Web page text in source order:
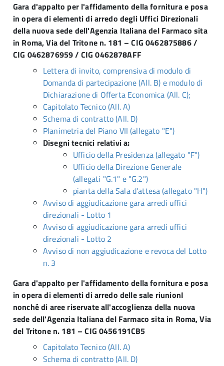
Gara d'appalto per l'affidamento della fornitura e posa
in opera di elementi di arredo degli Uffici Direzionali
della nuova sede dell'Agenzia Italiana del Farmaco sita
in Roma, Via del Tritone n. 181 – CIG 0462875886 /
CIG 0462876959 / CIG 0462878AFF
Lettera di invito, comprensiva di modulo di
Domanda di partecipazione (All. B) e modulo di
Dichiarazione di Offerta Economica (All. C);
Capitolato Tecnico (All. A)
Schema di contratto (All. D)
Planimetria del Piano VII (allegato "E")
Disegni tecnici relativi a:
Ufficio della Presidenza (allegato "F")
Ufficio della Direzione Generale
(allegati "G.1" e "G.2")
pianta della Sala d'attesa (allegato "H")
Avviso di aggiudicazione gara arredi uffici
direzionali - Lotto 1
Avviso di aggiudicazione gara arredi uffici
direzionali - Lotto 2
Avviso di non aggiudicazione e revoca del Lotto
n. 3
Gara d'appalto per l'affidamento della fornitura e posa
in opera di elementi di arredo delle sale riunionI
nonché di aree riservate all'accoglienza della nuova
sede dell'Agenzia Italiana del Farmaco sita in Roma, Via
del Tritone n. 181 – CIG 0456191CB5
Capitolato Tecnico (All. A)
Schema di contratto (All. D)